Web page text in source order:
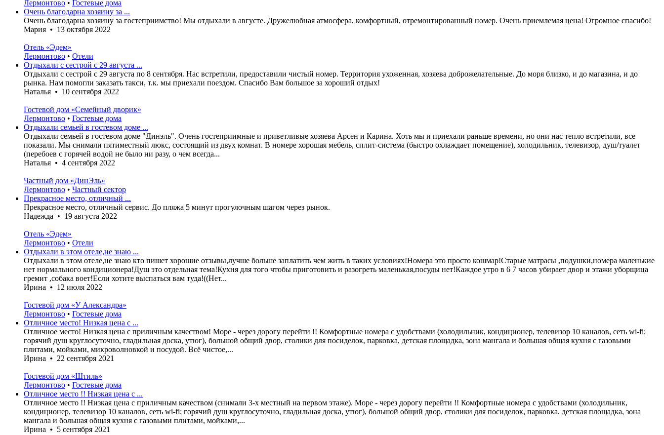
Лермонтово • Гостевые дома
Очень благодарна хозяину за ...
Очень благодарна хозяину за гостеприимство! Мы отдыхали в августе. Дружелюбная атмосфера, комфортный, отремонтированный номер. Очень приемлемая цена! Огромное спасибо!
Мария • 13 октября 2022
Отель «Эдем»
Лермонтово • Отели
Отдыхали с сестрой с 29 августа ...
Отдыхали с сестрой с 29 августа по 8 сентября. Нас встретили, предоставили чистый номер. Территория ухоженная, хозяева доброжелательные. До моря близко, и до магазина, и до
рынка. Нам помогли заказать такси, т.к. мы приехали поездом. Спасибо Вам большое за хороший отдых!
Наталья • 10 сентября 2022
Гостевой дом «Семейный дворик»
Лермонтово • Гостевые дома
Отдыхали семьей в гостевом доме ...
Отдыхали семьей в гостевом доме "Динэль". Очень гостеприимные и приветливые хозяева Арсен и Карина. Хоть мы и приехали раньше времени, но они нас тепло встретили, все
показали. Мы снимали пятиместный люкс, состоящий из двух комнат. В номере хорошая мебель, сплит-система (быстро охлаждает помещение), холодильник, телевизор, душ/туалет
(перебоев с горячей водой не было ни разу, о чем всегда...
Наталья • 4 сентября 2022
Частный дом «ДинЭль»
Лермонтово • Частный сектор
Прекрасное место, отличный ...
Прекрасное место, отличный сервис. До пляжа 5 минут прогулочным шагом через рынок.
Надежда • 19 августа 2022
Отель «Эдем»
Лермонтово • Отели
Отдыхали в этом отеле,не знаю ...
Отдыхали в этом отеле,не знаю кто пишет хорошие отзывы,лучше больше заплатить чем жить в таких условиях!Номера это просто кошмар!Старые матрасы ,подушки,номера маленькие
нет нормального кондиционера!Душ это отдельная тема!Кухня для того чтобы приготовить и разогреть маленькая,посуды нет!Каждое утро в 6 7 часов убирает двор и этажи уборщица
гремит ,собака воет!Если хотите выспаться вам туда!((Нет...
Ирина • 12 июля 2022
Гостевой дом «У Александра»
Лермонтово • Гостевые дома
Отличное место! Низкая цена с ...
Отличное место! Низкая цена с приличным качеством! Море - через дорогу перейти !! Комфортные номера с удобствами (холодильник, кондиционер, телевизор 10 каналов, сеть wi-fi;
горячий душ круглосуточно, гладильная доска, утюг), большой общий двор, столики для посиделок, парковка, детская площадка, зона мангала и большая общая кухня с газовыми
плитами, мойками, микроволновкой и посудой. Всё чистое,...
Ирина • 22 сентября 2021
Гостевой дом «Штиль»
Лермонтово • Гостевые дома
Отличное место !! Низкая цена с ...
Отличное место !! Низкая цена с приличным качеством (снимали 3-х местный на первом этаже). Море - через дорогу перейти !! Комфортные номера с удобствами (холодильник,
кондиционер, телевизор 10 каналов, сеть wi-fi; горячий душ круглосуточно, гладильная доска, утюг), большой общий двор, столики для посиделок, парковка, детская площадка, зона
мангала и большая общая кухня с газовыми плитами, мойками,...
Ирина • 5 сентября 2021